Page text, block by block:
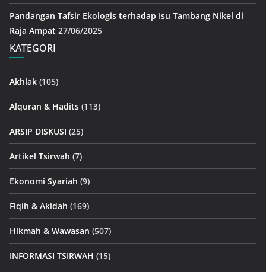
Pandangan Tafsir Ekologis terhadap Isu Tambang Nikel di
Raja Ampat 27/06/2025
KATEGORI
Akhlak (105)
Alquran & Hadits (113)
ARSIP DISKUSI (25)
Artikel Tsirwah (7)
Ekonomi Syariah (9)
Fiqih & Akidah (169)
Hikmah & Wawasan (507)
INFORMASI TSIRWAH (15)